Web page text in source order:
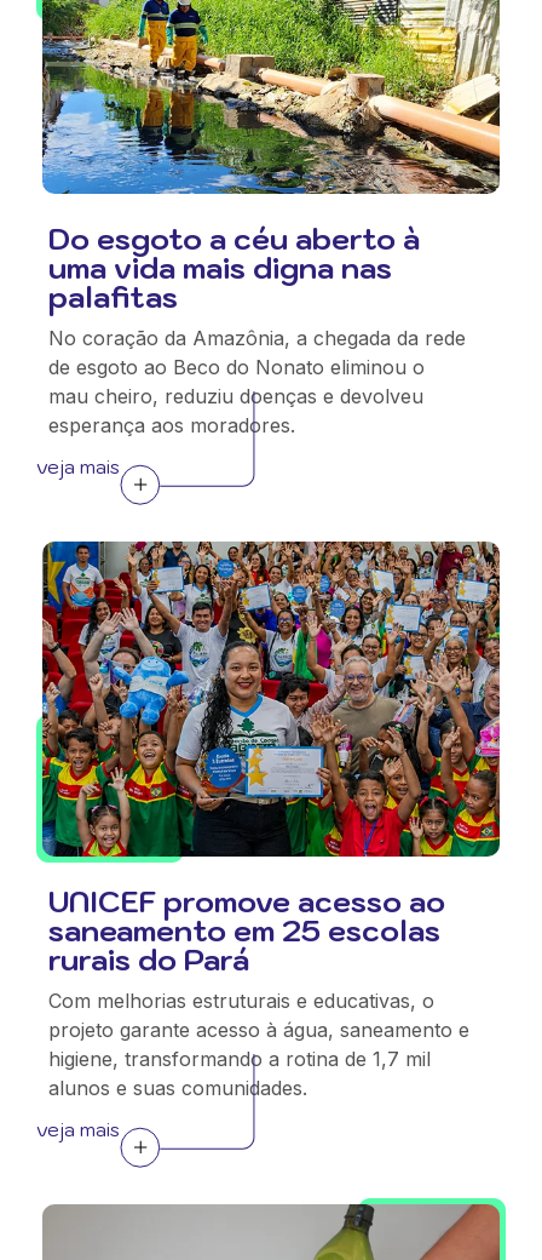
Do esgoto a céu aberto à
uma vida mais digna nas
palafitas
No coração da Amazônia, a chegada da rede
de esgoto ao Beco do Nonato eliminou o
mau cheiro, reduziu doenças e devolveu
esperança aos moradores.
veja mais
UNICEF promove acesso ao
saneamento em 25 escolas
rurais do Pará
Com melhorias estruturais e educativas, o
projeto garante acesso à água, saneamento e
higiene, transformando a rotina de 1,7 mil
alunos e suas comunidades.
veja mais